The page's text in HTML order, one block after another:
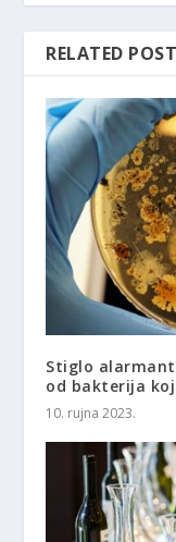
RELATED
Stiglo
od bakterija
10. rujna 2023.